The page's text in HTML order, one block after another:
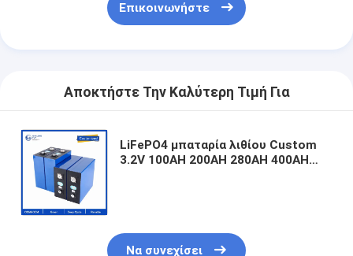
Επικοινωνήστε
Αποκτήστε Την Καλύτερη Τιμή Για
LiFePO4 μπαταρία λιθίου Custom
3.2V 100AH 200AH 280AH 400AH
Να συνεχίσει